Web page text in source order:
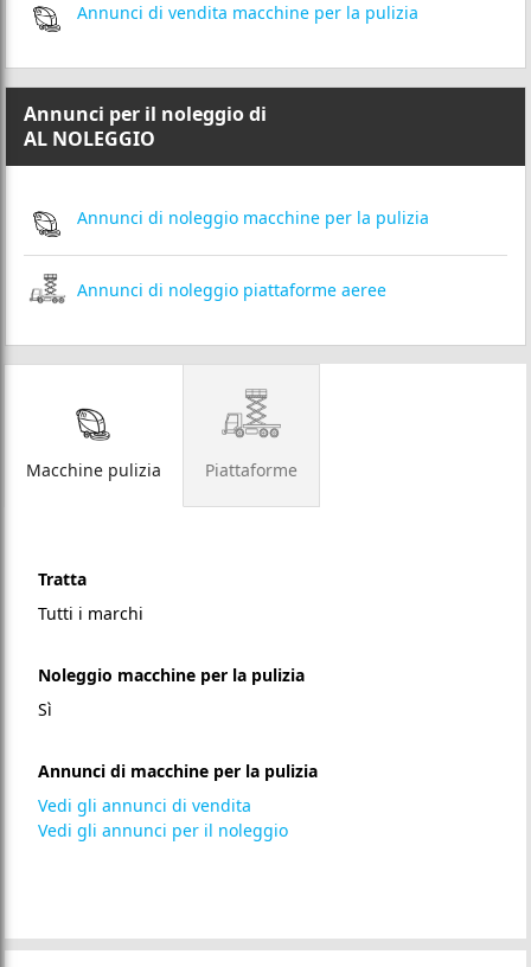
Annunci di vendita macchine per la pulizia
Annunci per il noleggio di
AL NOLEGGIO
Annunci di noleggio macchine per la pulizia
Annunci di noleggio piattaforme aeree
Macchine pulizia Piattaforme
Tratta
Tutti i marchi
Noleggio macchine per la pulizia
Sì
Annunci di macchine per la pulizia
Vedi gli annunci di vendita
Vedi gli annunci per il noleggio